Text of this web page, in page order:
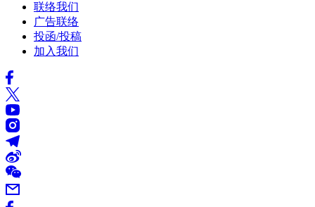
联络我们
广告联络
投函/投稿
加入我们